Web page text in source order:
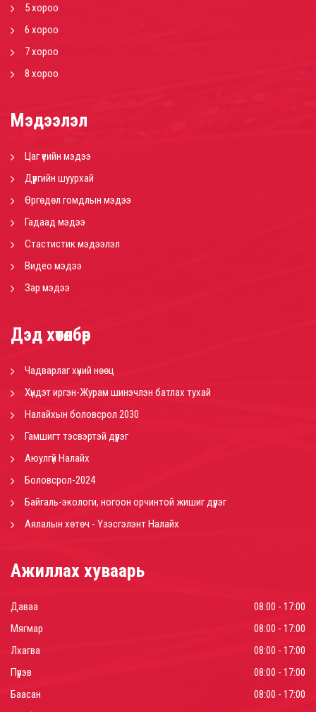
5 хороо
6 хороо
7 хороо
8 хороо
Мэдээлэл
Цаг үеийн мэдээ
Дүүргийн шуурхай
Өргөдөл гомдлын мэдээ
Гадаад мэдээ
Стастистик мэдээлэл
Видео мэдээ
Зар мэдээ
Дэд хөтөлбөр
Чадварлаг хүний нөөц
Хүндэт иргэн-Журам шинэчлэн батлах тухай
Налайхын боловсрол 2030
Гамшигт тэсвэртэй дүүрэг
Аюулгүй Налайх
Боловсрол-2024
Байгаль-экологи, ногоон орчинтой жишиг дүүрэг
Аялалын хөтөч - Үзэсгэлэнт Налайх
Ажиллах хуваарь
Даваа
08:00 - 17:00
Мягмар
08:00 - 17:00
Лхагва
08:00 - 17:00
Пүрэв
08:00 - 17:00
Баасан
08:00 - 17:00